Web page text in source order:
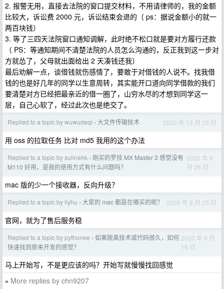
2. 报警无用，直接去法院的窗口提交材料，不用请律师的，我的金额
比较大，诉讼费 2000 元，诉讼结束会退的（ ps：据说金额小的就一
两百块钱）
3. 等了三四天法院窗口通知调解，此时绝不松口就是要对方履行还款
（ PS：等通知期间不清楚法院的人员怎么沟通的，反正我到这一步对
方就怂了，父母就出面给出 2 天凑钱还我）
最后劝解一点，谈借钱就伤感情了，要敢于对借钱的人说不。找我借
钱的也是好几年的同学以生意周转，其实能开口道向同学借款的我们
要清楚对方已经把最亲近的借一圈了，山穷水尽的才想到同学这一
层，自己心软了，经过此次也是绝交了。
Replied to a topic by wuwudeqi › 大文件传输技术 2020 年 12 月 26 日
用 oss 的拉取任务 比对 md5 我用的这个办法
Replied to a topic by sulinehk › 刚买的罗技 MX Master 3 感觉没有
M110 好用，是我的使用方式有什么问题吗？
2020 年 8
月 26 日
mac 版的少一个接收器，反向升级？
Replied to a topic by liyhu › 大家的 mac 都是在哪买的呢？ 2020 年 8 月 25 日
官网，就为了售后服务稳
Replied to a topic by pythonee › 如果脱离技术或代码很久，如何
快速找到原来开发的感觉？
2020 年 8 月
16 日
马上开始写，不是更应该的吗？开始写就慢慢找回感觉
» More replies by chn9207